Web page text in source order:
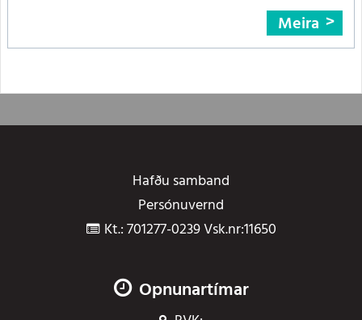
Meira
Hafðu samband
Persónuvernd
Kt.: 701277-0239 Vsk.nr:11650
Opnunartímar